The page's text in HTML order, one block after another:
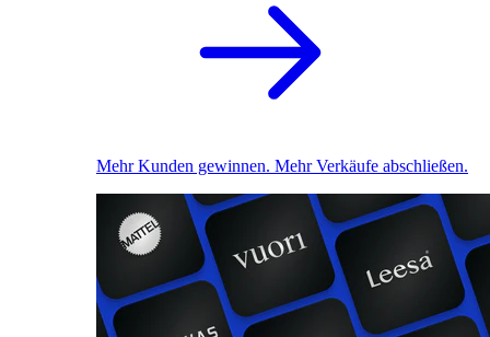
Mehr Kunden gewinnen. Mehr Verkäufe abschließen.